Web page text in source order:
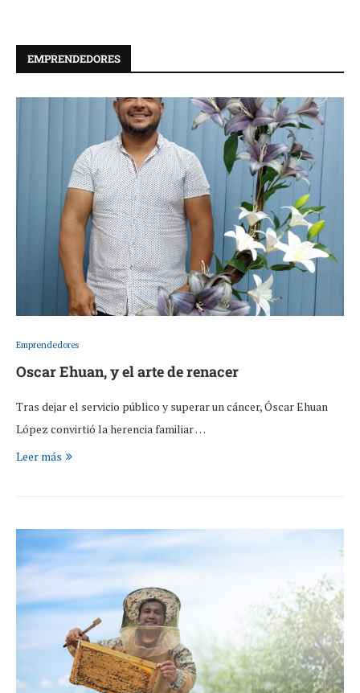
EMPRENDEDORES
Emprendedores
Oscar Ehuan, y el arte de renacer
Tras dejar el servicio público y superar un cáncer, Óscar Ehuan
López convirtió la herencia familiar …
Leer más